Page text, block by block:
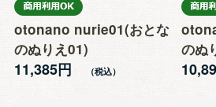
otonano nurie01(おとな
のぬりえ01)
11,385円
のぬ